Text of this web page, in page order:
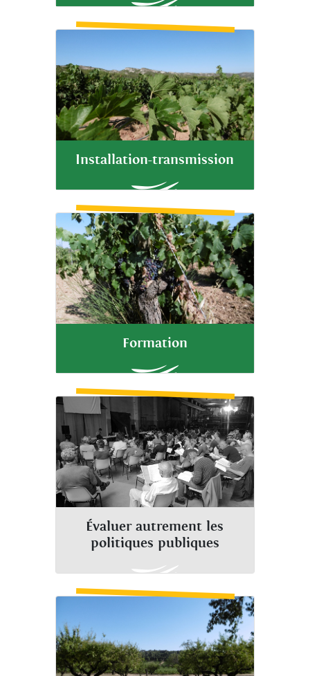
Installation-transmission
Formation
Évaluer autrement les
politiques publiques